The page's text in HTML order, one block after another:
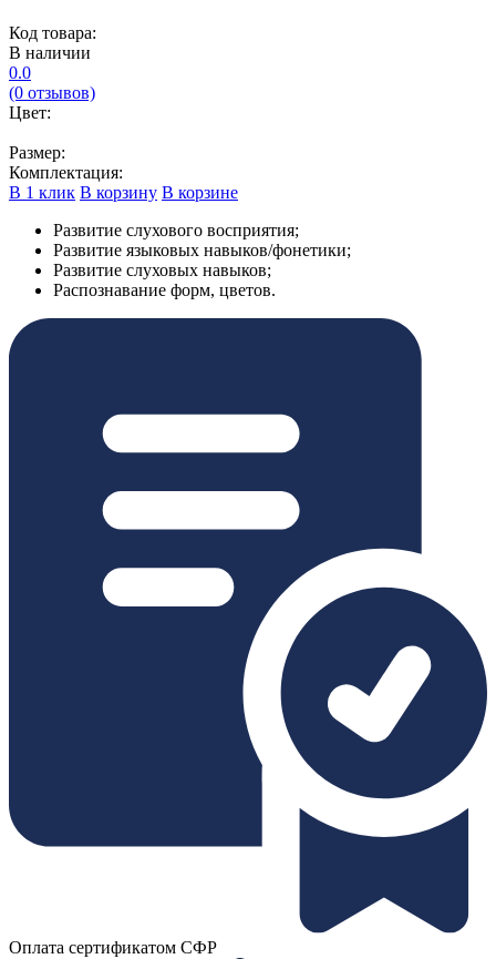
Код товара:
В наличии
0.0
(0 отзывов)
Цвет:
Размер:
Комплектация:
В 1 клик В корзину В корзине
Развитие слухового восприятия;
Развитие языковых навыков/фонетики;
Развитие слуховых навыков;
Распознавание форм, цветов.
Оплата сертификатом СФР